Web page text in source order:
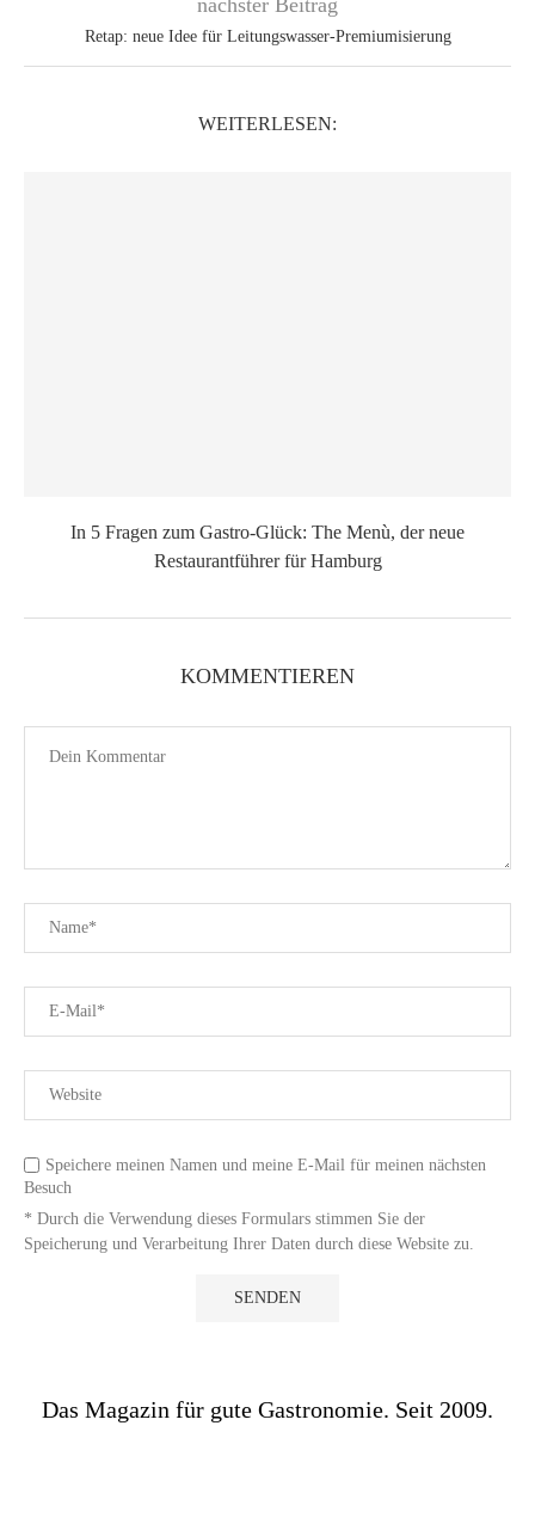
nächster Beitrag
Retap: neue Idee für Leitungswasser-Premiumisierung
WEITERLESEN:
In 5 Fragen zum Gastro-Glück: The Menù, der neue
Restaurantführer für Hamburg
KOMMENTIEREN
Speichere meinen Namen und meine E-Mail für meinen nächsten
Besuch
* Durch die Verwendung dieses Formulars stimmen Sie der
Speicherung und Verarbeitung Ihrer Daten durch diese Website zu.
Das Magazin für gute Gastronomie. Seit 2009.